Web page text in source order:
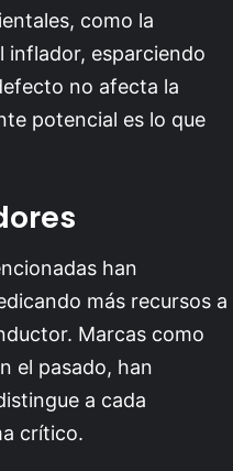
como la
inflador, esparciendo
no afecta la
potencial es lo que
han
más recursos a
Marcas como
el pasado, han
a cada
crítico.